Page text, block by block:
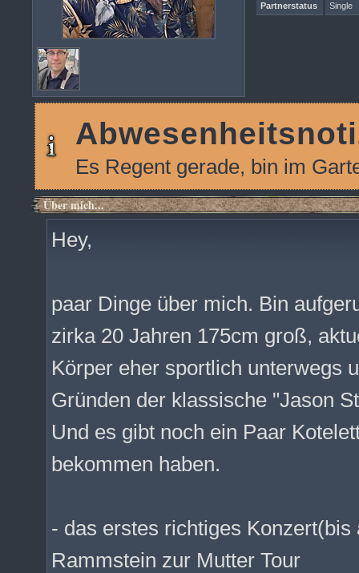
Partnerstatus
Single
Es Regent gerade, bin im
Über mich...
Hey,
paar Dinge über mich. Bin
zirka 20 Jahren 175cm groß,
Körper eher sportlich unterwegs
Gründen der klassische "Jason
Und es gibt noch ein Paar
bekommen haben.
- das erstes richtiges
Rammstein zur Mutter Tour